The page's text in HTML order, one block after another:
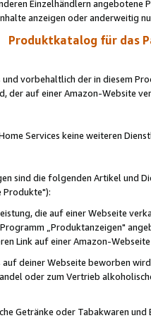
Einzelhändlern
anzeigen oder anderweitig
Produktkatalog für das
vorbehaltlich der in diesem
der auf einer Amazon-Website
Services keine weiteren
sind die folgenden Artikel und
Produkte"):
die auf einer Webseite
„Produktanzeigen"
Link auf einer Amazon-
deiner Webseite beworben
oder zum Vertrieb
Getränke oder Tabakwaren